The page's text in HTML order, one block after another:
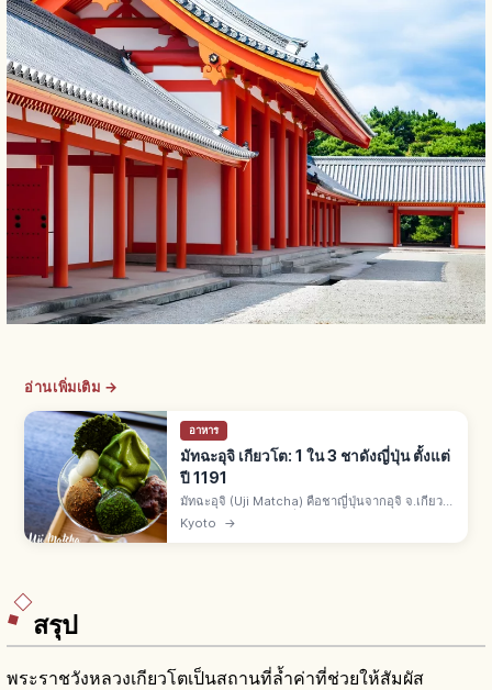
อ่านเพิ่มเติม →
อาหาร
มัทฉะอุจิ เกียวโต: 1 ใน 3 ชาดังญี่ปุ่น ตั้งแต่
ปี 1191
มัทฉะอุจิ (Uji Matcha) คือชาญี่ปุ่นจากอุจิ จ.เกียว
โต 1 ใน 3 ชาดังของญี่ปุ่นกับชิซึโอกะและซายามะ
เมล็ดชานำเข้าจากซ่งปี 1191 โดยเอไซ เซ็นจิ พิธีชา
Kyoto →
สรุป
พระราชวังหลวงเกียวโตเป็นสถานที่ล้ำค่าที่ช่วยให้สัมผัส